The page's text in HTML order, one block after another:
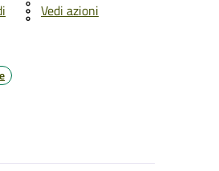
Vedi azioni